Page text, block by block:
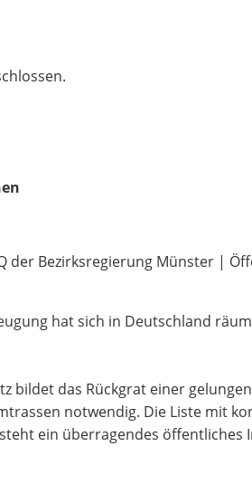
der Bezirksregierung Münster |
hat sich in Deutschland
bildet das Rückgrat einer
notwendig. Die Liste mit
ein überragendes öffentliches